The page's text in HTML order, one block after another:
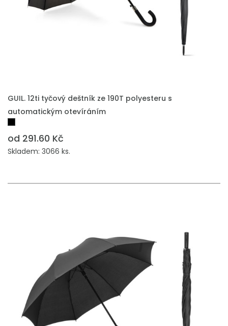
GUIL. 12ti tyčový deštník ze 190T polyesteru s
automatickým otevíráním
od 291.60 Kč
Skladem: 3066 ks.